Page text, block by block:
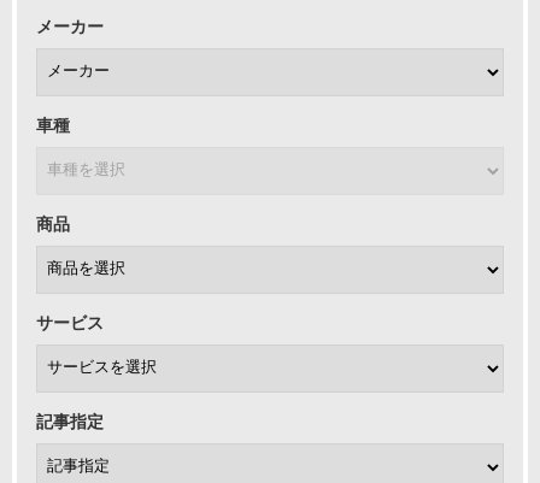
メーカー
車種
商品
サービス
記事指定